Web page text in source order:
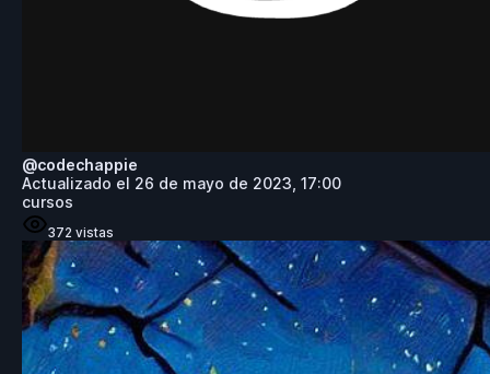
@codechappie
Actualizado el 26 de mayo de 2023, 17:00
cursos
372 vistas